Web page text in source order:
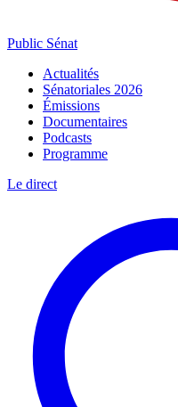
Public Sénat
Actualités
Sénatoriales 2026
Émissions
Documentaires
Podcasts
Programme
Le direct